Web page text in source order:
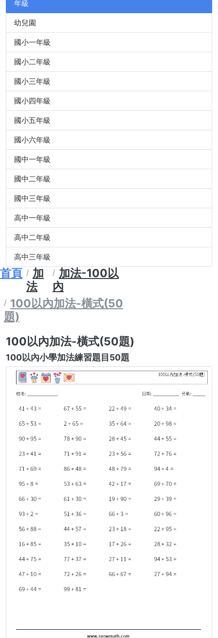
年級
幼兒園
國小一年級
國小二年級
國小三年級
國小四年級
國小五年級
國小六年級
國中一年級
國中二年級
國中三年級
高中一年級
高中二年級
高中三年級
首頁
加
法
加法-100以
內
100以內加法-橫式(50
題)
100以內加法-橫式(50題)
100以內小學加法練習題目50題